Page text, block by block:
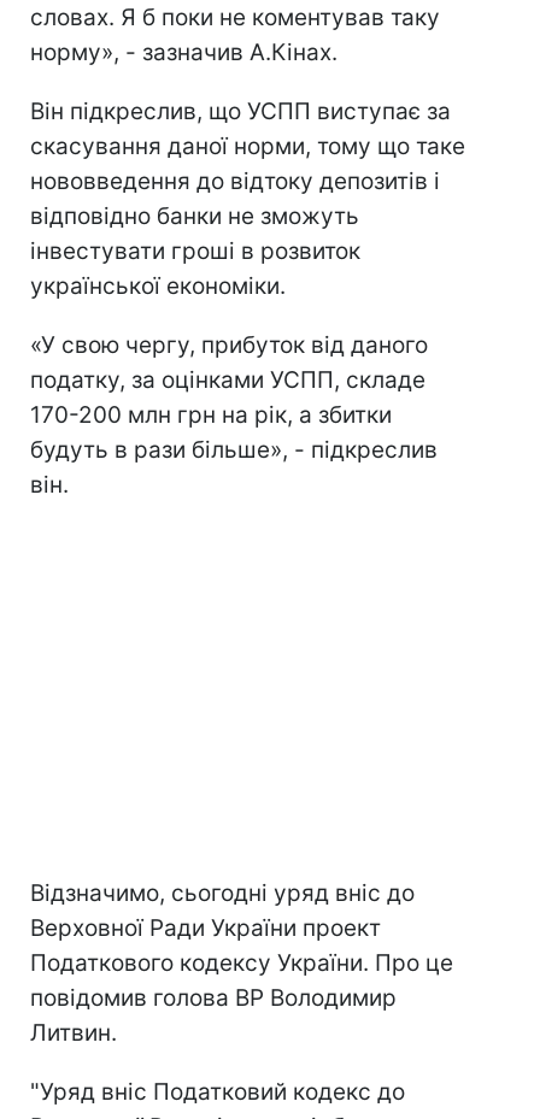
словах. Я б поки не коментував таку
норму», - зазначив А.Кінах.
Він підкреслив, що УСПП виступає за
скасування даної норми, тому що таке
нововведення до відтоку депозитів і
відповідно банки не зможуть
інвестувати гроші в розвиток
української економіки.
«У свою чергу, прибуток від даного
податку, за оцінками УСПП, складе
170-200 млн грн на рік, а збитки
будуть в рази більше», - підкреслив
він.
Відзначимо, сьогодні уряд вніс до
Верховної Ради України проект
Податкового кодексу України. Про це
повідомив голова ВР Володимир
Литвин.
"Уряд вніс Податковий кодекс до